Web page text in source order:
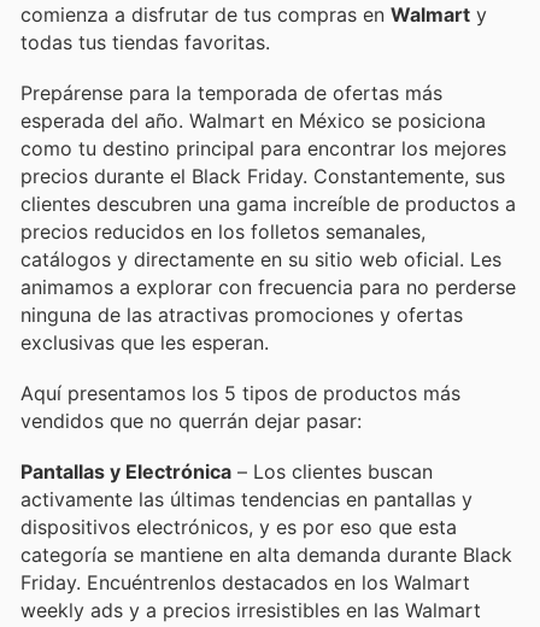
comienza a disfrutar de tus compras en Walmart y
todas tus tiendas favoritas.
Prepárense para la temporada de ofertas más
esperada del año. Walmart en México se posiciona
como tu destino principal para encontrar los mejores
precios durante el Black Friday. Constantemente, sus
clientes descubren una gama increíble de productos a
precios reducidos en los folletos semanales,
catálogos y directamente en su sitio web oficial. Les
animamos a explorar con frecuencia para no perderse
ninguna de las atractivas promociones y ofertas
exclusivas que les esperan.
Aquí presentamos los 5 tipos de productos más
vendidos que no querrán dejar pasar:
Pantallas y Electrónica – Los clientes buscan
activamente las últimas tendencias en pantallas y
dispositivos electrónicos, y es por eso que esta
categoría se mantiene en alta demanda durante Black
Friday. Encuéntrenlos destacados en los Walmart
weekly ads y a precios irresistibles en las Walmart